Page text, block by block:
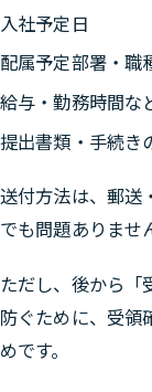
入社予定日
配属予定部署・職
給与・勤務時間な
提出書類・手続き
送付方法は、郵送
でも問題ありませ
ただし、後から「
防ぐために、 受領
めです。